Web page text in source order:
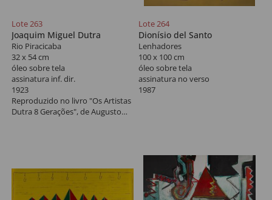
Lote 263
Joaquim Miguel Dutra
Rio Piracicaba
32 x 54 cm
óleo sobre tela
assinatura inf. dir.
1923
Reproduzido no livro "Os Artistas
Dutra 8 Gerações", de Augusto
Lote 264
Dionísio del Santo
Lenhadores
100 x 100 cm
óleo sobre tela
assinatura no verso
1987